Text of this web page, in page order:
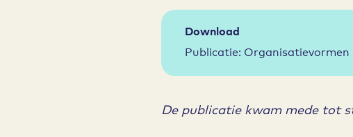
Download
Publicatie:
De publicatie kwam mede tot